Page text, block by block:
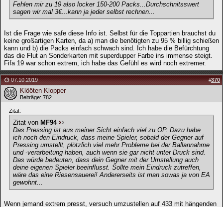
Fehlen mir zu 19 also locker 150-200 Packs...Durchschnitsswert
sagen wir mal 3€...kann ja jeder selbst rechnen...
Ist die Frage wie safe diese Info ist. Selbst für die Toppartien brauchst du
keine großartigen Karten, da a) man die benötigten zu 95 % billig schießen
kann und b) die Packs einfach schwach sind. Ich habe die Befürchtung
das die Flut an Sonderkarten mit superdupper Farbe ins immense steigt.
Fifa 19 war schon extrem, ich habe das Gefühl es wird noch extremer.
07.10.2019 #370
Klööten Klopper
Beiträge: 782
Zitat:
Zitat von MF94
Das Pressing ist aus meiner Sicht einfach viel zu OP. Dazu habe
ich noch den Eindruck, dass meine Spieler, sobald der Gegner auf
Pressing umstellt, plötzlich viel mehr Probleme bei der Ballannahme
und -verarbeitung haben, auch wenn sie gar nicht unter Druck sind.
Das würde bedeuten, dass dein Gegner mit der Umstellung auch
deine eigenen Spieler beeinflusst. Sollte mein Eindruck zutreffen,
wäre das eine Riesensauerei! Andererseits ist man sowas ja von EA
gewohnt...
Wenn jemand extrem presst, versuch umzustellen auf 433 mit hängenden